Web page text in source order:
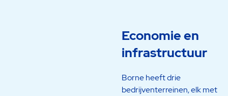
Economie en
infrastructuur
Borne heeft drie
bedrijventerreinen, elk met